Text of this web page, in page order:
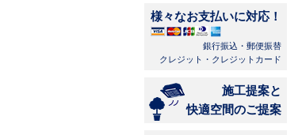
様々なお支払いに対応！
銀行振込・郵便振替
クレジット・クレジットカード
施工提案と
快適空間のご提案